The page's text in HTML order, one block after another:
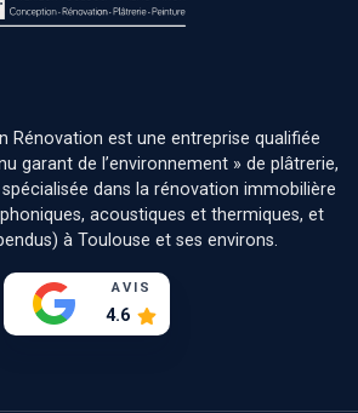
Rénovation est une entreprise qualifiée
garant de l’environnement » de plâtrerie,
dans la rénovation immobilière
acoustiques et thermiques, et
à Toulouse et ses environs.
AVIS
4.6